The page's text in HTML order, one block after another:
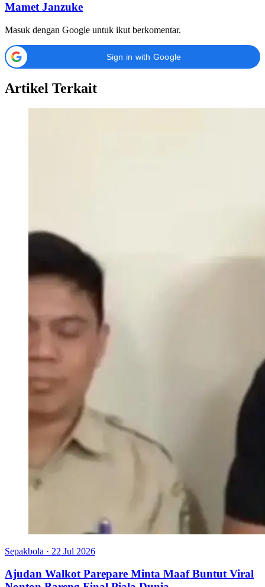
Mamet Janzuke
Masuk dengan Google untuk ikut berkomentar.
Sign in with Google
Artikel Terkait
Sepakbola · 22 Jul 2026
Ajudan Walkot Parepare Minta Maaf Buntut Viral